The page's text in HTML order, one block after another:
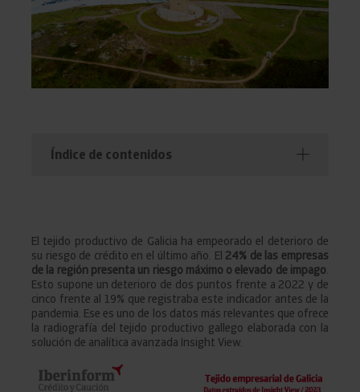
Índice de contenidos
El tejido productivo de Galicia ha empeorado el deterioro de
su riesgo de crédito en el último año. El 24% de las empresas
de la región presenta un riesgo máximo o elevado de impago.
Esto supone un deterioro de dos puntos frente a 2022 y de
cinco frente al 19% que registraba este indicador antes de la
pandemia. Ese es uno de los datos más relevantes que ofrece
la radiografía del tejido productivo gallego elaborada con la
solución de analítica avanzada Insight View.